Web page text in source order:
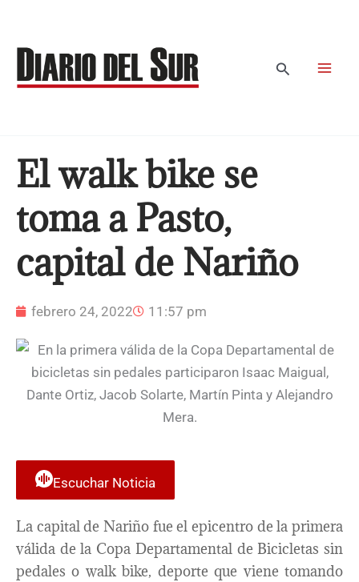
contenido
Buscar
El walk bike se
toma a Pasto,
capital de Nariño
febrero 24, 2022 11:57 pm
Escuchar Noticia
La capital de Nariño fue el epicentro de la primera
válida de la Copa Departamental de Bicicletas sin
pedales o walk bike, deporte que viene tomando